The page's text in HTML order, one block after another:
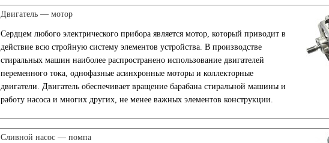
Двигатель — мотор
Сердцем любого электрического прибора является мотор, который приводит в
действие всю стройную систему элементов устройства. В производстве
стиральных машин наиболее распространено использование двигателей
переменного тока, однофазные асинхронные моторы и коллекторные
двигатели. Двигатель обеспечивает вращение барабана стиральной машины и
работу насоса и многих других, не менее важных элементов конструкции.
Сливной насос — помпа